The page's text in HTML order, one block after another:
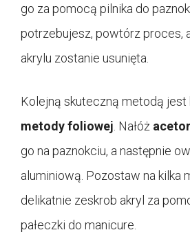
go za pomocą pilnika do
potrzebujesz, powtórz proces,
akrylu zostanie usunięta.
Kolejną skuteczną metodą jest
metody foliowej . Nałóż
go na paznokciu, a następnie
aluminiową. Pozostaw na kilka
delikatnie zeskrob akryl za
pałeczki do manicure.